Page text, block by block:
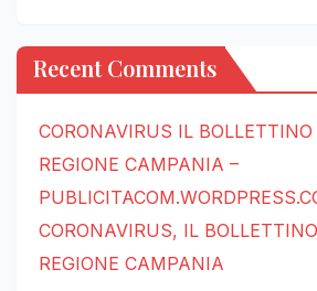
Recent Comments
CORONAVIRUS IL BOLLETTINO
REGIONE CAMPANIA –
CORONAVIRUS, IL
REGIONE CAMPANIA